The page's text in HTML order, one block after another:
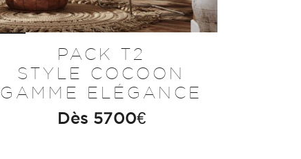
PACK T2
STYLE COCOON
GAMME ELÉGANCE
Dès 5700€